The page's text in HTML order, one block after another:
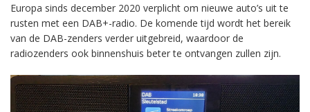
Europa sinds december 2020 verplicht om nieuwe auto’s uit te
rusten met een DAB+-radio. De komende tijd wordt het bereik
van de DAB-zenders verder uitgebreid, waardoor de
radiozenders ook binnenshuis beter te ontvangen zullen zijn.